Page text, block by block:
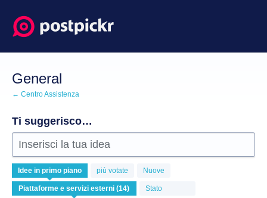
Salta
al
contenuto
General
← Centro Assistenza
Ti suggerisco…
Inserisci la tua idea
Idee in primo piano più votate Nuove
Stato
14
risultati
trovati